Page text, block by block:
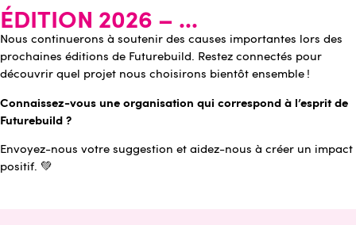
ÉDITION 2026 – ...
Nous continuerons à soutenir des causes importantes lors des
prochaines éditions de Futurebuild. Restez connectés pour
découvrir quel projet nous choisirons bientôt ensemble !
Connaissez-vous une organisation qui correspond à l’esprit de
Futurebuild ?
Envoyez-nous votre suggestion et aidez-nous à créer un impact
positif. 💚